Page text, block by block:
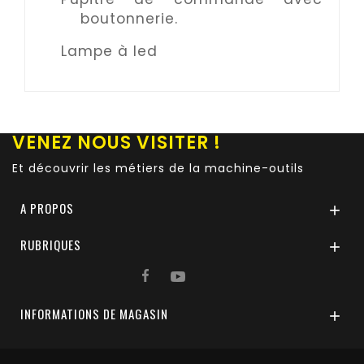
boutonnerie.
Lampe à led
VENEZ NOUS VISITER !
Et découvrir les métiers de la machine-outils
A PROPOS 
RUBRIQUES 
INFORMATIONS DE MAGASIN 